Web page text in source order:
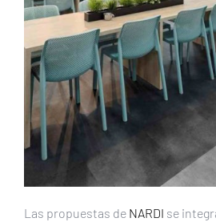
Las propuestas de NARDI se